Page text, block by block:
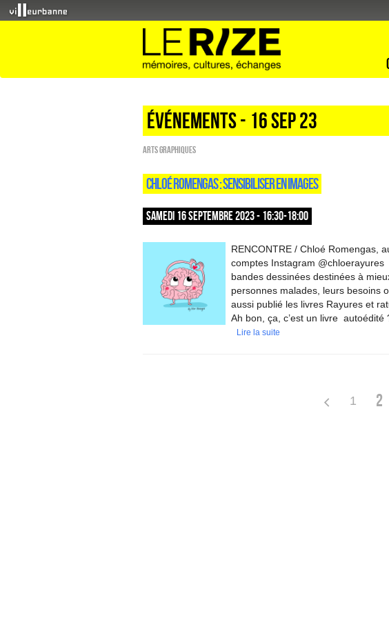
Événements - 16 Sep 23
Arts graphiques
CHLOÉ ROMENGAS : SENSIBILISER EN IMAGES
SAMEDI 16 SEPTEMBRE 2023 - 16:30-18:00
RENCONTRE / Chloé Romengas,
comptes Instagram
bandes dessinées destinées à
personnes malades, leurs besoins
aussi publié les livres Rayures et
Ah bon, ça, c’est un livre autoédité
Lire la suite
1 2